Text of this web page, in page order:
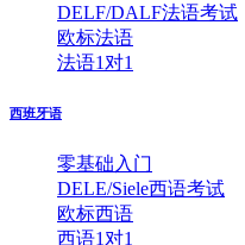
DELF/DALF法语考试
欧标法语
法语1对1
西班牙语
零基础入门
DELE/Siele西语考试
欧标西语
西语1对1